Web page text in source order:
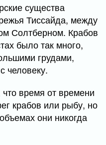
существа
Тиссайда, между
Солтберном. Крабов
было так много,
грудами,
человеку.
время от времени
крабов или рыбу, но
они никогда